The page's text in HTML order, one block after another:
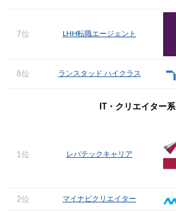
7位 LHH転職エージェント
8位 ランスタッド ハイクラス
IT・クリエイター系
1位 レバテックキャリア
2位 マイナビクリエイター